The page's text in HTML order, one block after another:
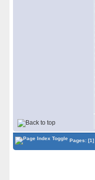
Pages: [1]